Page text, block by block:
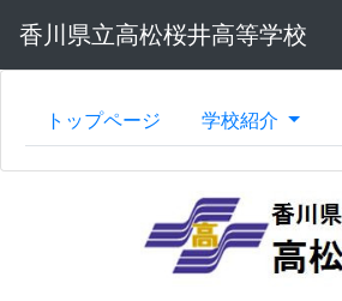
香川県立高松桜井高等学校
トップページ 学校紹介